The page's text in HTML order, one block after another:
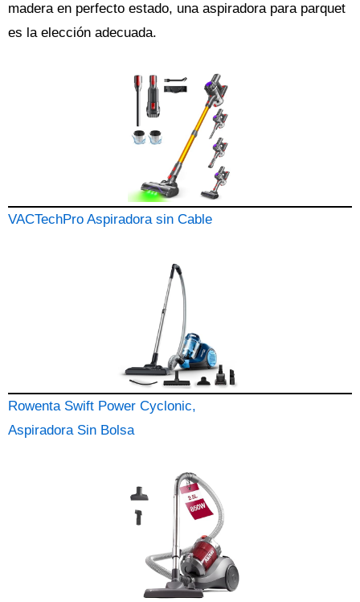
madera en perfecto estado, una aspiradora para parquet
es la elección adecuada.
VACTechPro Aspiradora sin Cable
Rowenta Swift Power Cyclonic,
Aspiradora Sin Bolsa